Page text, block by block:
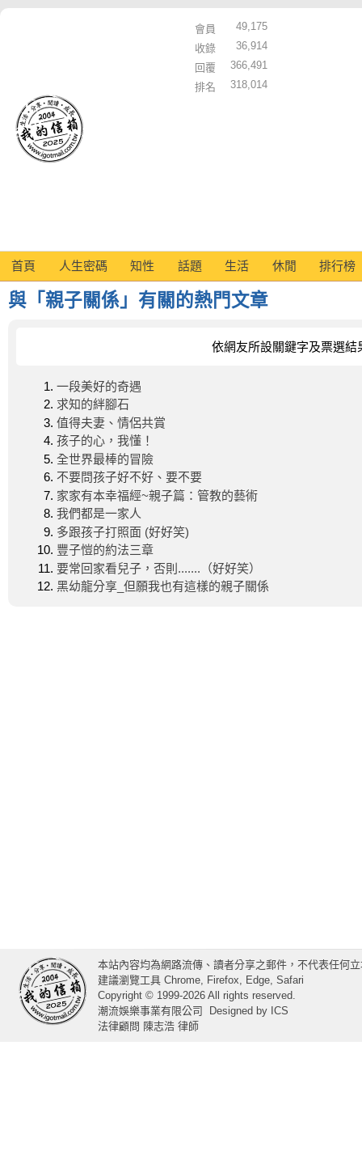
會員
49,175
收錄
36,914
回覆
366,491
排名
318,014
首頁 人生密碼 知性 話題 生活 休閒 排行榜
與「親子關係」有關的熱門文章
依網友所設關鍵字及票選結
一段美好的奇遇
求知的絆腳石
值得夫妻、情侶共賞
孩子的心，我懂！
全世界最棒的冒險
不要問孩子好不好、要不要
家家有本幸福經~親子篇：管教的藝術
我們都是一家人
多跟孩子打照面 (好好笑)
豐子愷的約法三章
要常回家看兒子，否則.......（好好笑）
黑幼龍分享_但願我也有這樣的親子關係
本站內容均為網路流傳、讀者分享之郵件，不代表任何
建議瀏覽工具 Chrome, Firefox, Edge, Safari
Copyright © 1999-2026 All rights reserved.
潮流娛樂事業有限公司
Designed by ICS
法律顧問 陳志浩 律師